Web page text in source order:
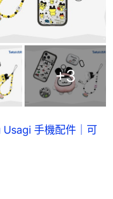
+3
手機配件｜可